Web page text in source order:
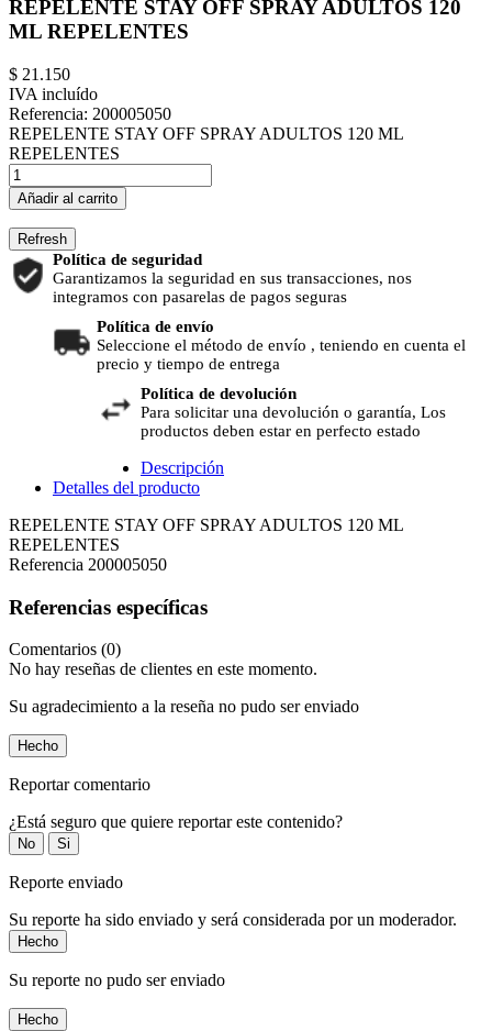
REPELENTE STAY OFF SPRAY ADULTOS 120
ML REPELENTES
$ 21.150
IVA incluído
Referencia: 200005050
REPELENTE STAY OFF SPRAY ADULTOS 120 ML
REPELENTES
Añadir al carrito
Política de seguridad
Garantizamos la seguridad en sus transacciones, nos
integramos con pasarelas de pagos seguras
Política de envío
Seleccione el método de envío , teniendo en cuenta el
precio y tiempo de entrega
Política de devolución
Para solicitar una devolución o garantía, Los
productos deben estar en perfecto estado
Descripción
Detalles del producto
REPELENTE STAY OFF SPRAY ADULTOS 120 ML
REPELENTES
Referencia 200005050
Referencias específicas
Comentarios (0)
No hay reseñas de clientes en este momento.
Su agradecimiento a la reseña no pudo ser enviado
Hecho
Reportar comentario
¿Está seguro que quiere reportar este contenido?
No Si
Reporte enviado
Su reporte ha sido enviado y será considerada por un moderador.
Hecho
Su reporte no pudo ser enviado
Hecho